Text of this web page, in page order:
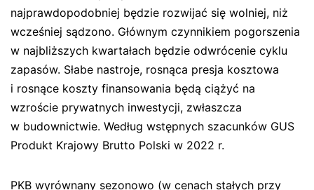
najprawdopodobniej będzie rozwijać się wolniej, niż
wcześniej sądzono. Głównym czynnikiem pogorszenia
w najbliższych kwartałach będzie odwrócenie cyklu
zapasów. Słabe nastroje, rosnąca presja kosztowa
i rosnące koszty finansowania będą ciążyć na
wzroście prywatnych inwestycji, zwłaszcza
w budownictwie. Według wstępnych szacunków GUS
Produkt Krajowy Brutto Polski w 2022 r.
PKB wyrównany sezonowo (w cenach stałych przy